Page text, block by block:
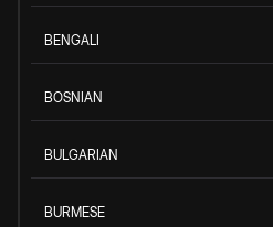
BENGALI
BOSNIAN
BULGARIAN
BURMESE